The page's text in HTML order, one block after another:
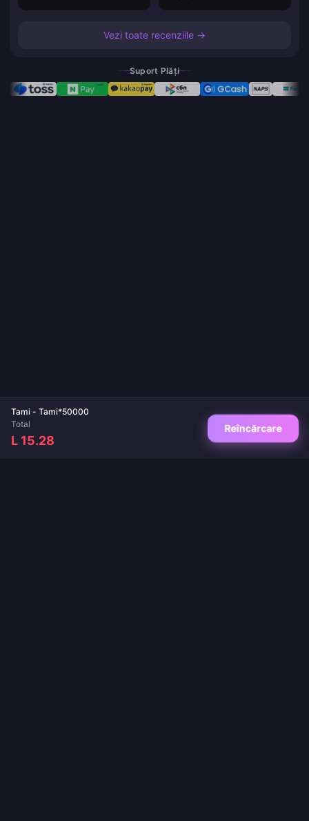
Tami - Tami*50000
Total
L 15.28
Reîncărcare
Vezi toate recenziile →
Suport Plăți